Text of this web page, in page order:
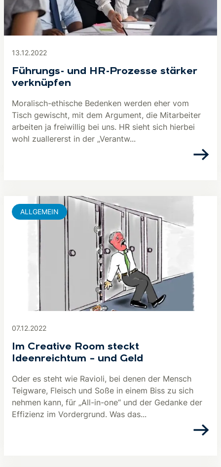
13.12.2022
Führungs- und HR-Prozesse stärker
verknüpfen
Moralisch-ethische Bedenken werden eher vom
Tisch gewischt, mit dem Argument, die Mitarbeiter
arbeiten ja freiwillig bei uns. HR sieht sich hierbei
wohl zuallererst in der „Verantw...
07.12.2022
Im Creative Room steckt
Ideenreichtum – und Geld
Oder es steht wie Ravioli, bei denen der Mensch
Teigware, Fleisch und Soße in einem Biss zu sich
nehmen kann, für „All-in-one“ und der Gedanke der
Effizienz im Vordergrund. Was das...
ALLGEMEIN